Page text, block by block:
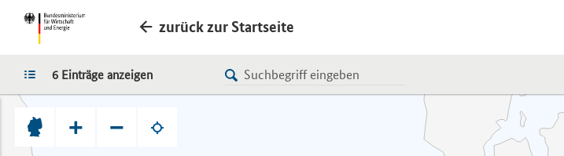
zurück zur Startseite
LISTE
6 Einträge anzeigen
+ −